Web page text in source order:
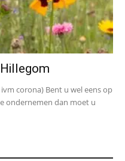
corona) Bent u wel eens op
ondernemen dan moet u